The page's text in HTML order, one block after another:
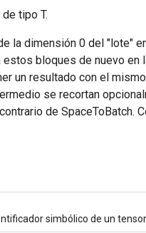
tipo T.
la dimensión 0 del "lote"
bloques de nuevo
un resultado con el
se recortan
de SpaceToBatch.
simbólico de un